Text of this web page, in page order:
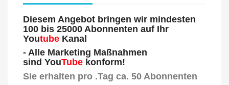
Diesem Angebot bringen wir mindesten
100 bis 25000 Abonnenten auf Ihr
Youtube Kanal
- Alle Marketing Maßnahmen
sind YouTube konform!
Sie erhalten pro .Tag ca. 50 Abonnenten